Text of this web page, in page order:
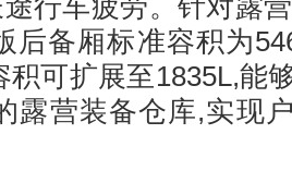
行车疲劳。针对露
后备厢标准容积为
积可扩展至1835L,能
露营装备仓库,实现